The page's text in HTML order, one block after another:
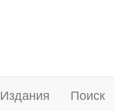
Издания Поиск